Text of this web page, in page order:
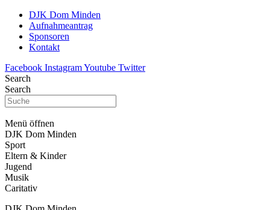
DJK Dom Minden
Aufnahmeantrag
Sponsoren
Kontakt
Facebook InstagramYoutube Twitter
Search
Search
Menü öffnen
DJK Dom Minden
Sport
Eltern & Kinder
Jugend
Musik
Caritativ